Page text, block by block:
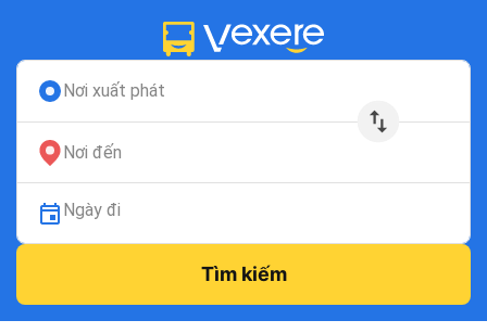
Nơi xuất phát
Nơi đến
Ngày đi
Tìm kiếm